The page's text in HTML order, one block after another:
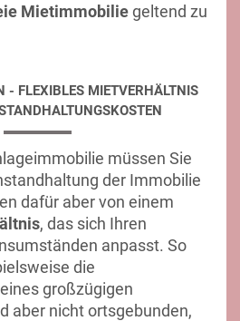
Mietimmobilie geltend zu
- FLEXIBLES MIETVERHÄLTNIS
müssen Sie
der Immobilie
dafür aber von einem
, das sich Ihren
anpasst. So
die
großzügigen
aber nicht ortsgebunden,